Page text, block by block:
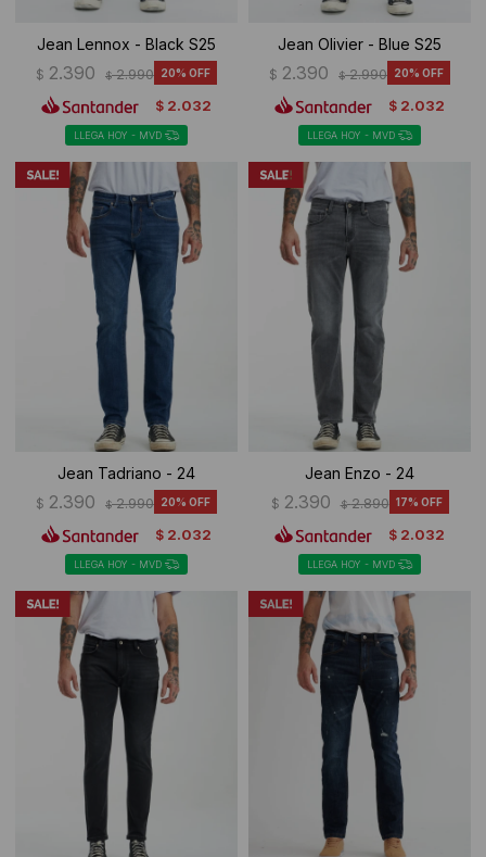
Jean Lennox - Black S25
$ 2.390 $ 2.990 20
$ 2.032
LLEGA HOY - MVD
Jean Olivier - Blue S25
$ 2.390 $ 2.990 20
$ 2.032
LLEGA HOY - MVD
Jean Tadriano - 24
$ 2.390 $ 2.990 20
$ 2.032
LLEGA HOY - MVD
Jean Enzo - 24
$ 2.390 $ 2.890 17
$ 2.032
LLEGA HOY - MVD